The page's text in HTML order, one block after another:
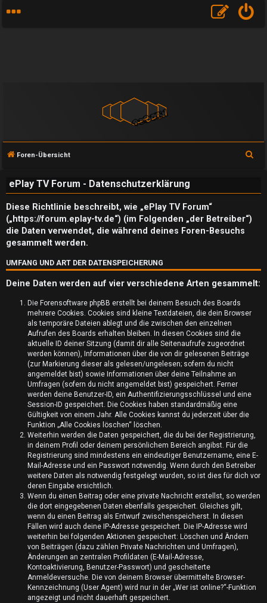
Foren-Übersicht
ePlay TV Forum - Datenschutzerklärung
Diese Richtlinie beschreibt, wie „ePlay TV Forum“
(„https://forum.eplay-tv.de“) (im Folgenden „der Betreiber“)
die Daten verwendet, die während deines Foren-Besuchs
gesammelt werden.
UMFANG UND ART DER DATENSPEICHERUNG
Deine Daten werden auf vier verschiedene Arten gesammelt:
Die Forensoftware phpBB erstellt bei deinem Besuch des Boards
mehrere Cookies. Cookies sind kleine Textdateien, die dein Browser
als temporäre Dateien ablegt und die zwischen den einzelnen
Aufrufen des Boards erhalten bleiben. In diesen Cookies sind die
aktuelle ID deiner Sitzung (damit dir alle Seitenaufrufe zugeordnet
werden können), Informationen über die von dir gelesenen Beiträge
(zur Markierung dieser als gelesen/ungelesen; sofern du nicht
angemeldet bist) sowie Informationen über deine Teilnahme an
Umfragen (sofern du nicht angemeldet bist) gespeichert. Ferner
werden deine Benutzer-ID, ein Authentifizierungsschlüssel und eine
Session-ID gespeichert. Die Cookies haben standardmäßig eine
Gültigkeit von einem Jahr. Alle Cookies kannst du jederzeit über die
Funktion „Alle Cookies löschen“ löschen.
Weiterhin werden die Daten gespeichert, die du bei der Registrierung,
in deinem Profil oder deinem persönlichem Bereich angibst. Für die
Registrierung sind mindestens ein eindeutiger Benutzername, eine E-
Mail-Adresse und ein Passwort notwendig. Wenn durch den Betreiber
weitere Daten als notwendig festgelegt wurden, so ist dies für dich vor
deren Eingabe ersichtlich.
Wenn du einen Beitrag oder eine private Nachricht erstellst, so werden
die dort eingegebenen Daten ebenfalls gespeichert. Gleiches gilt,
wenn du einen Beitrag als Entwurf zwischenspeicherst. In diesen
Fällen wird auch deine IP-Adresse gespeichert. Die IP-Adresse wird
weiterhin bei folgenden Aktionen gespeichert: Löschen und Ändern
von Beiträgen (dazu zählen Private Nachrichten und Umfragen),
Änderungen an zentralen Profildaten (E-Mail-Adresse,
Kontoaktivierung, Benutzer-Passwort) und gescheiterte
Anmeldeversuche. Die von deinem Browser übermittelte Browser-
Kennzeichnung (User Agent) wird nur in der „Wer ist online?“-Funktion
angezeigt und nicht dauerhaft gespeichert.